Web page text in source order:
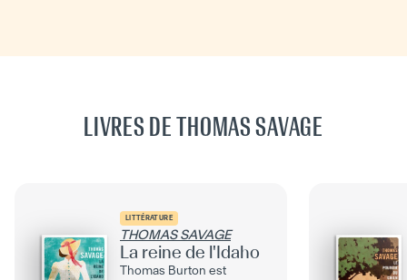
LIVRES DE THOMAS SAVAGE
LITTÉRATURE
THOMAS SAVAGE
La reine de l'Idaho
Thomas Burton est